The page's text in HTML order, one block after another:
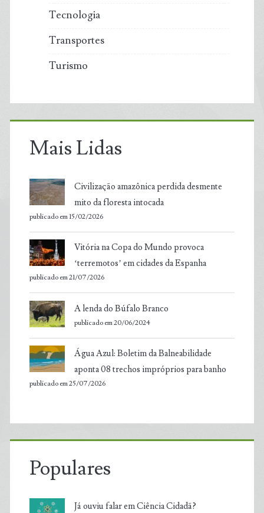
Tecnologia
Transportes
Turismo
Mais Lidas
Civilização amazônica perdida desmente
mito da floresta intocada
publicado em 15/02/2026
Vitória na Copa do Mundo provoca
‘terremotos’ em cidades da Espanha
publicado em 21/07/2026
A lenda do Búfalo Branco
publicado em 20/06/2024
Água Azul: Boletim da Balneabilidade
aponta 08 trechos impróprios para banho
publicado em 25/07/2026
Populares
Já ouviu falar em Ciência Cidadã?